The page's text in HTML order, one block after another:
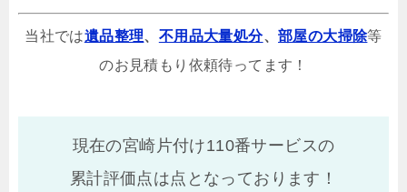
当社では遺品整理、 不用品大量処分、部屋の大掃除等
のお見積もり依頼待ってます！
現在の宮崎片付け110番サービスの
累計評価点は点となっております！